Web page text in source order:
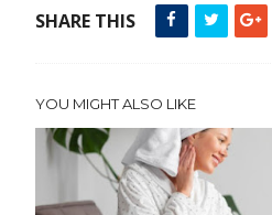
SHARE THIS
YOU MIGHT ALSO LIKE